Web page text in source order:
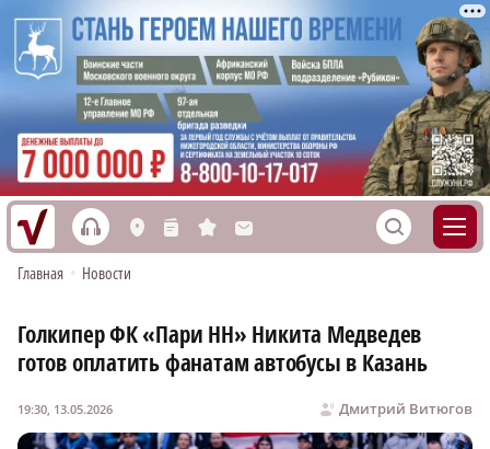
h L n s M S
Главная • Новости
Голкипер ФК «Пари НН» Никита Медведев
готов оплатить фанатам автобусы в Казань
Дмитрий Витюгов
19:30, 13.05.2026